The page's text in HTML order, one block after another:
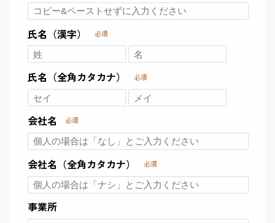
氏名（漢字） 必須
氏名（全角カタカナ） 必須
会社名 必須
会社名（全角カタカナ） 必須
事業所